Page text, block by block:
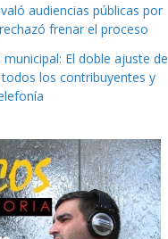
audiencias públicas por
frenar el proceso
El doble ajuste de
los contribuyentes y